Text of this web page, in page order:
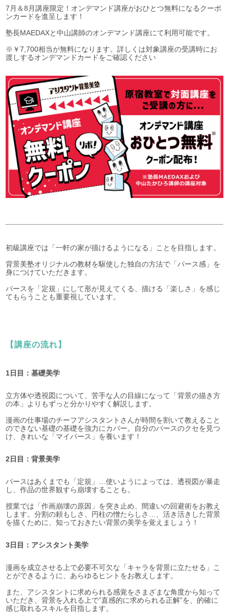
7月＆8月講座限定！オンデマンド講座がおひとつ無料になるクーポ
ンカードを進呈します！
塾長MAEDAXと中山講師のオンデマンド講座にて利用可能です。
※￥7,700相当が無料になります。詳しくは対象講座の受講時にお
渡しするオンデマンドカードをご確認ください
初級講座では「一軒の家が描けるようになる」ことを目指します。
背景美塾オリジナルの教材を駆使した独自の方法で「パース感」を
身につけていただきます。
パースを「定規」にして形が見えてくる、描ける「楽しさ」を感じ
てもらうことも重要視しています。
【講座の流れ】
1日目：基礎美学
立方体や透視図について、苦手な人の目線になって「背景の描き方
の本」よりもずっと分かりやすく解説します。
漫画の仕事場のチーフアシスタントさんが時間を割いて教えること
のできない基礎の基礎を強力にカバー。自分のパースのクセを見つ
け、きれいな「マイパース」を養います！
2日目：背景美学
パースはあくまでも「定規」…使いようによっては、透視図が暴走
し、作品の世界観すら崩壊することも。
授業では「作画崩壊の原因」を突き止め、間違いの回避術をお教え
します。分割の頼もしさ、円柱の憎たらしさ…、活き活きした背景
を描くために、知っておきたい背景の美学を覚えましょう！
3日目：アシスタント美学
漫画を成立させる上で必要不可欠な「キャラを背景に立たせる」こ
とができるように、あらゆるヒントをお教えします。
また、アシスタントに求められる感覚をさまざまな角度から知って
いただき、背景を入れる上で”直感的に求められる正解”を、的確に
感じ取れるスキルを目指します。